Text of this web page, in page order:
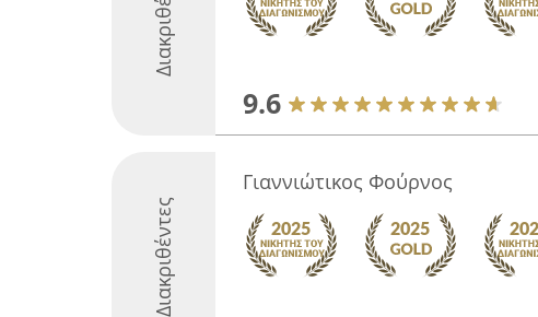
9.6
Διακριθέντες
Γιαννιώτικος Φούρνος